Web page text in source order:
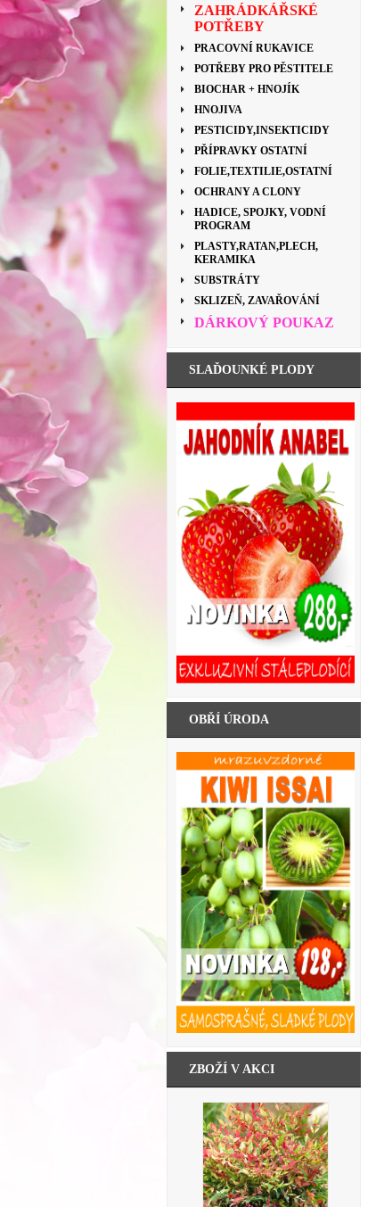
ZAHRÁDKÁŘSKÉ
POTŘEBY
PRACOVNÍ RUKAVICE
POTŘEBY PRO PĚSTITELE
BIOCHAR + HNOJÍK
HNOJIVA
PESTICIDY,INSEKTICIDY
PŘÍPRAVKY OSTATNÍ
FOLIE,TEXTILIE,OSTATNÍ
OCHRANY A CLONY
HADICE, SPOJKY, VODNÍ
PROGRAM
PLASTY,RATAN,PLECH,
KERAMIKA
SUBSTRÁTY
SKLIZEŇ, ZAVAŘOVÁNÍ
DÁRKOVÝ POUKAZ
SLAĎOUNKÉ PLODY
OBŘÍ ÚRODA
ZBOŽÍ V AKCI